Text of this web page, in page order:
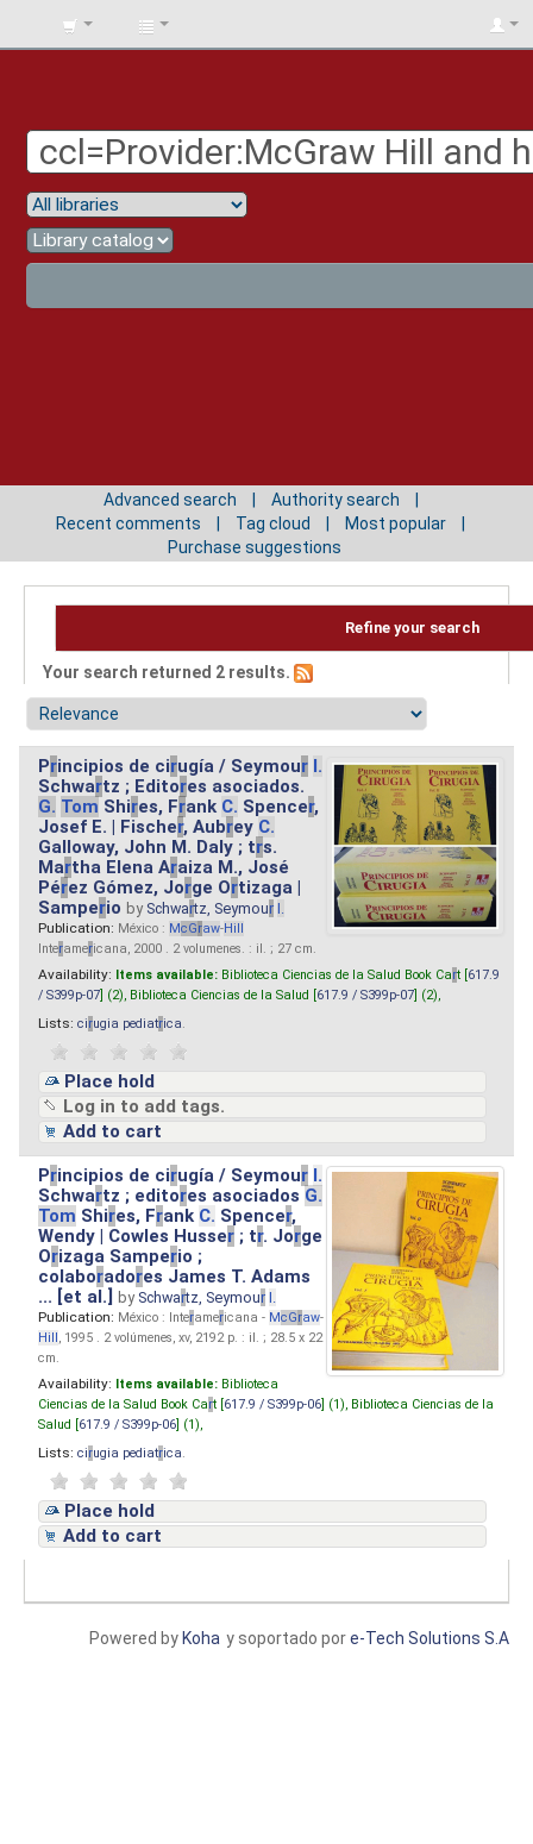
BIBLIOTECA
Advanced search
Authority search
Recent comments
Tag cloud
Most popular
Purchase suggestions
Refine your search
Your search returned 2 results.
Principios de cirugía / Seymour I.
Schwartz ; Editores asociados.
G. Tom Shires, Frank C. Spencer,
Josef E. | Fischer, Aubrey C.
Galloway, John M. Daly ; trs.
Martha Elena Araiza M., José
Pérez Gómez, Jorge Ortizaga |
Samperio by Schwartz, Seymour I.
Publication: México : McGraw-Hill
Interamericana, 2000 . 2 volumenes. : il. ; 27 cm.
Availability: Items available: Biblioteca Ciencias de la Salud Book Cart [ 617.9
/ S399p-07 ] (2), Biblioteca Ciencias de la Salud [ 617.9 / S399p-07 ] (2),
Lists: cirugia pediatrica
Place hold
Log in to add tags.
Add to cart
Principios de cirugía / Seymour I.
Schwartz ; editores asociados G.
Tom Shires, Frank C. Spencer,
Wendy | Cowles Husser ; tr. Jorge
Orizaga Samperio ;
colaboradores James T. Adams
... [et al.]by Schwartz, Seymour I.
Publication: México : Interamericana - McGraw-
Hill, 1995 . 2 volúmenes, xv, 2192 p. : il. ; 28.5 x 22
cm.
Availability: Items available: Biblioteca
Ciencias de la Salud Book Cart [ 617.9 / S399p-06 ] (1), Biblioteca Ciencias de la
Salud [ 617.9 / S399p-06 ] (1),
Lists: cirugia pediatrica
Place hold
Add to cart
y soportado pore-Tech Solutions S.A
Powered by Koha